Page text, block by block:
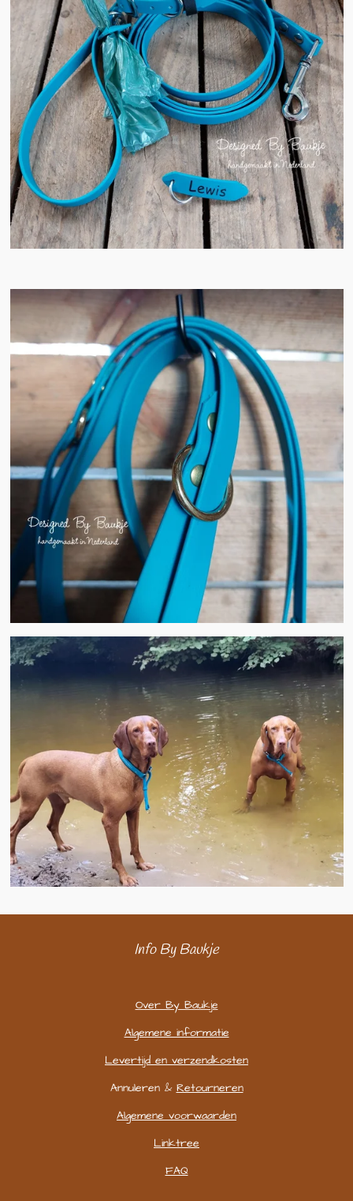
Info By Baukje
Over By Baukje
Algemene informatie
Levertijd en verzendkosten
Annuleren & Retourneren
Algemene voorwaarden
Linktree
FAQ